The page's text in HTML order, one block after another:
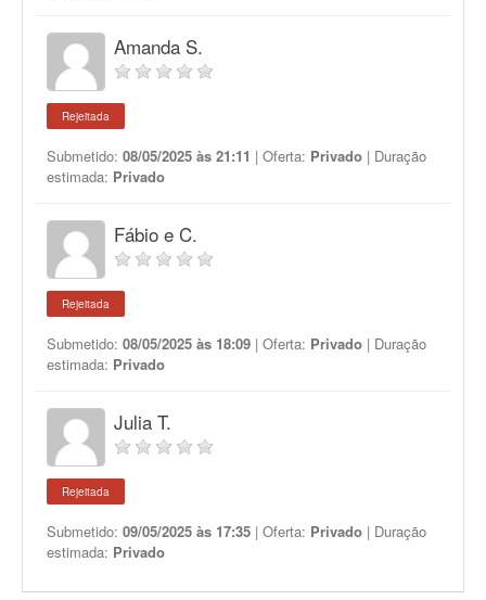
Amanda S.
Rejeitada
Submetido: 08/05/2025 às 21:11 | Oferta: Privado | Duração
estimada: Privado
Fábio e C.
Rejeitada
Submetido: 08/05/2025 às 18:09 | Oferta: Privado | Duração
estimada: Privado
Julia T.
Rejeitada
Submetido: 09/05/2025 às 17:35 | Oferta: Privado | Duração
estimada: Privado